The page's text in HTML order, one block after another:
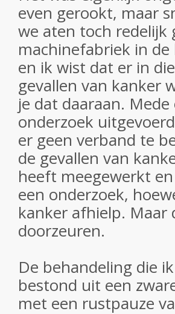
even gerookt, maar
we aten toch redelijk
machinefabriek in
en ik wist dat er in
gevallen van kanker
je dat daaraan.
onderzoek
er geen verband te
de gevallen van
heeft meegewerkt
een onderzoek,
kanker afhielp.
doorzeuren.
De behandeling die
bestond uit een
met een rustpauze